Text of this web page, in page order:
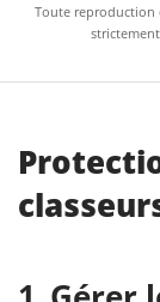
Toute reproduction